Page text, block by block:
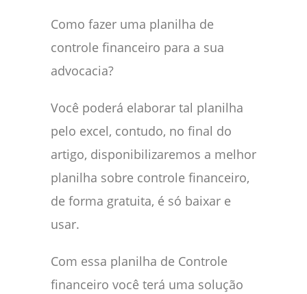
Como fazer uma planilha de
controle financeiro para a sua
advocacia?
Você poderá elaborar tal planilha
pelo excel, contudo, no final do
artigo, disponibilizaremos a melhor
planilha sobre controle financeiro,
de forma gratuita, é só baixar e
usar.
Com essa planilha de Controle
financeiro você terá uma solução